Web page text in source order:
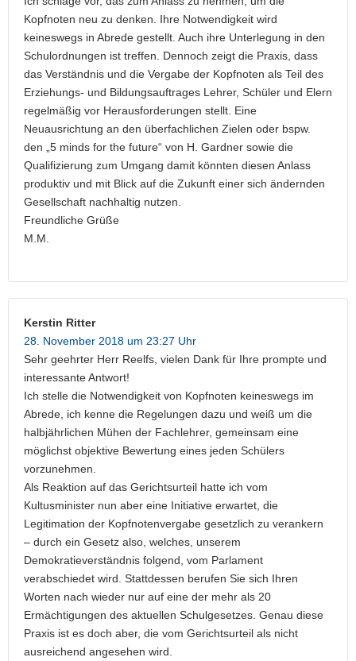
Kopfnoten neu zu denken. Ihre Notwendigkeit wird
keineswegs in Abrede gestellt. Auch ihre Unterlegung in den
Schulordnungen ist treffen. Dennoch zeigt die Praxis, dass
das Verständnis und die Vergabe der Kopfnoten als Teil des
Erziehungs- und Bildungsauftrages Lehrer, Schüler und Elern
regelmäßig vor Herausforderungen stellt. Eine
Neuausrichtung an den überfachlichen Zielen oder bspw.
den „5 minds for the future“ von H. Gardner sowie die
Qualifizierung zum Umgang damit könnten diesen Anlass
produktiv und mit Blick auf die Zukunft einer sich ändernden
Gesellschaft nachhaltig nutzen.
Freundliche Grüße
M.M.
Kerstin Ritter
28. November 2018 um 23:27 Uhr
Sehr geehrter Herr Reelfs, vielen Dank für Ihre prompte und
interessante Antwort!
Ich stelle die Notwendigkeit von Kopfnoten keineswegs im
Abrede, ich kenne die Regelungen dazu und weiß um die
halbjährlichen Mühen der Fachlehrer, gemeinsam eine
möglichst objektive Bewertung eines jeden Schülers
vorzunehmen.
Als Reaktion auf das Gerichtsurteil hatte ich vom
Kultusminister nun aber eine Initiative erwartet, die
Legitimation der Kopfnotenvergabe gesetzlich zu verankern
– durch ein Gesetz also, welches, unserem
Demokratieverständnis folgend, vom Parlament
verabschiedet wird. Stattdessen berufen Sie sich Ihren
Worten nach wieder nur auf eine der mehr als 20
Ermächtigungen des aktuellen Schulgesetzes. Genau diese
Praxis ist es doch aber, die vom Gerichtsurteil als nicht
ausreichend angesehen wird.